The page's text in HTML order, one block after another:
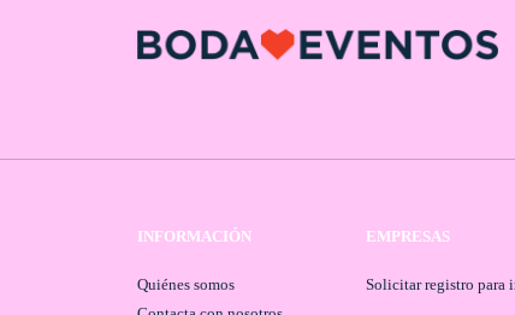
INFORMACIÓN
Quiénes somos
EMPRESAS
Solicitar registro para